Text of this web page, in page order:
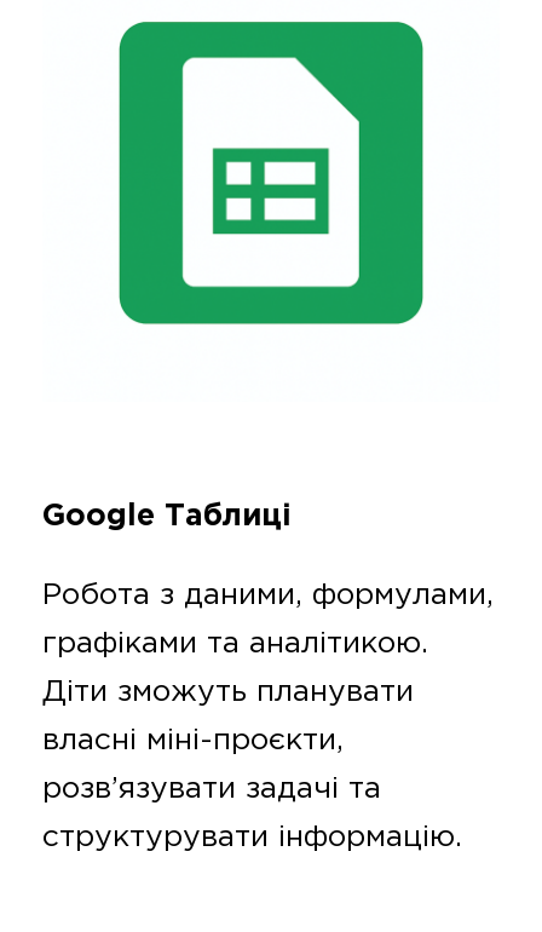
Google Таблиці
Робота з даними, формулами,
графіками та аналітикою.
Діти зможуть планувати
власні міні-проєкти,
розв’язувати задачі та
структурувати інформацію.